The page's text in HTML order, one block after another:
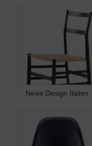
News Design Italien